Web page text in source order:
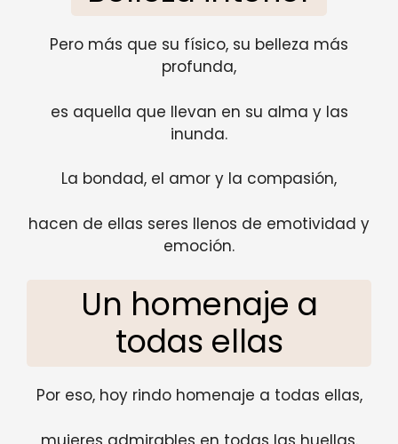
Pero más que su físico, su belleza más
profunda,
es aquella que llevan en su alma y las
inunda.
La bondad, el amor y la compasión,
hacen de ellas seres llenos de emotividad y
emoción.
Un homenaje a
todas ellas
Por eso, hoy rindo homenaje a todas ellas,